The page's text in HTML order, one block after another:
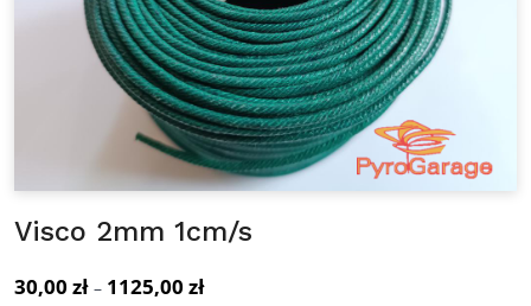
Visco 2mm 1cm/s
30,00 zł – 1125,00 złZakres